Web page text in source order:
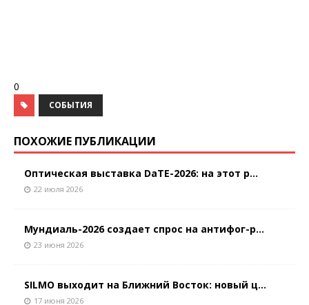
0
СОБЫТИЯ
ПОХОЖИЕ ПУБЛИКАЦИИ
Оптическая выставка DaTE-2026: на этот р...
22 июля 2026
Мундиаль-2026 создает спрос на антифог-р...
23 июня 2026
SILMO выходит на Ближний Восток: новый ц...
17 июня 2026